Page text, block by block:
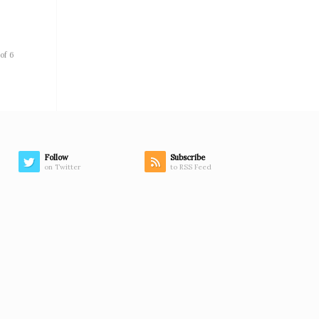
6
Follow
on Twitter
Subscribe
to RSS Feed